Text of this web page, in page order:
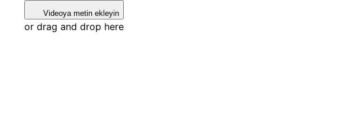
Videoya metin ekleyin
or drag and drop here